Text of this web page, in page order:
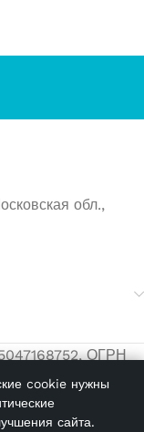
обл.,
ОГРН
данных
cookie нужны
сайта.